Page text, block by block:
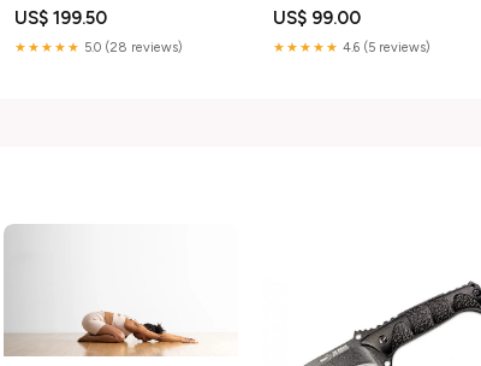
US$ 199.50
★★★★★ 5.0 (28 reviews)
US$ 99.00
★★★★★ 4.6 (5 reviews)